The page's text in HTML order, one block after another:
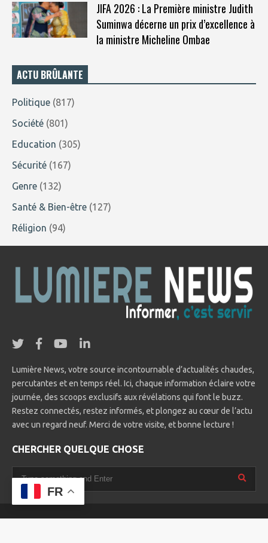
JIFA 2026 : La Première ministre Judith
Suminwa décerne un prix d’excellence à
la ministre Micheline Ombae
ACTU BRÛLANTE
Politique (817)
Société (801)
Education (305)
Sécurité (167)
Genre (132)
Santé & Bien-être (127)
Réligion (94)
Lumière News, votre source incontournable d’actualités chaudes,
percutantes et en temps réel. Ici, chaque information éclaire votre
journée, des scoops exclusifs aux révélations qui font le buzz.
Restez connectés, restez informés, et plongez au cœur de l’actu
avec un regard neuf. Merci de votre visite, et bonne lecture !
CHERCHER QUELQUE CHOSE
FR